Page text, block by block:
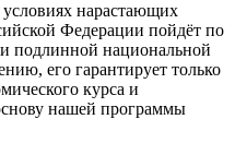
нарастающих
Федерации пойдёт по
подлинной национальной
его гарантирует только
курса и
нашей программы